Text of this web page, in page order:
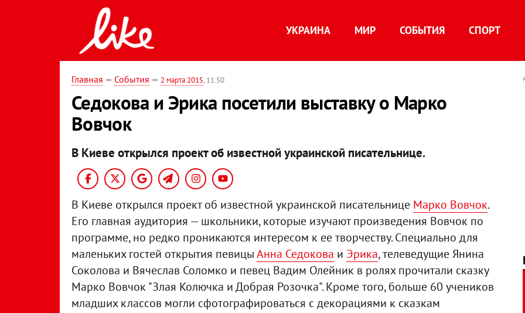
УКРАИНА МИР СОБЫТИЯ СПОРТ
Главная — События — 2 марта 2015, 11:50
Седокова и Эрика посетили выставку о Марко
Вовчок
В Киеве открылся проект об известной украинской писательнице.
В Киеве открылся проект об известной украинской писательнице Марко Вовчок.
Его главная аудитория — школьники, которые изучают произведения Вовчок по
программе, но редко проникаются интересом к ее творчеству. Специально для
маленьких гостей открытия певицыАнна Седокова и Эрика, телеведущие Янина
Соколова и Вячеслав Соломко и певец Вадим Олейник в ролях прочитали сказку
Марко Вовчок "Злая Колючка и Добрая Розочка". Кроме того, больше 60 учеников
младших классов могли сфотографироваться с декорациями к сказкам